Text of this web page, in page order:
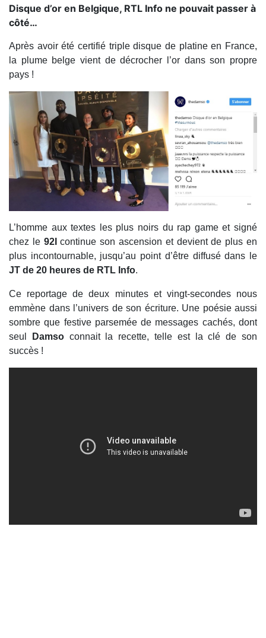
Disque d’or en Belgique, RTL Info ne pouvait passer à
côté…
Après avoir été certifié triple disque de platine en France,
la plume belge vient de décrocher l’or dans son propre
pays !
L’homme aux textes les plus noirs du rap game et signé
chez le 92Icontinue son ascension et devient de plus en
plus incontournable, jusqu’au point d’être diffusé dans le
JT de 20 heures de RTL Info.
Ce reportage de deux minutes et vingt-secondes nous
emmène dans l’univers de son écriture. Une poésie aussi
sombre que festive parsemée de messages cachés, dont
seul
Damso connait la recette, telle est la clé de son
succès !